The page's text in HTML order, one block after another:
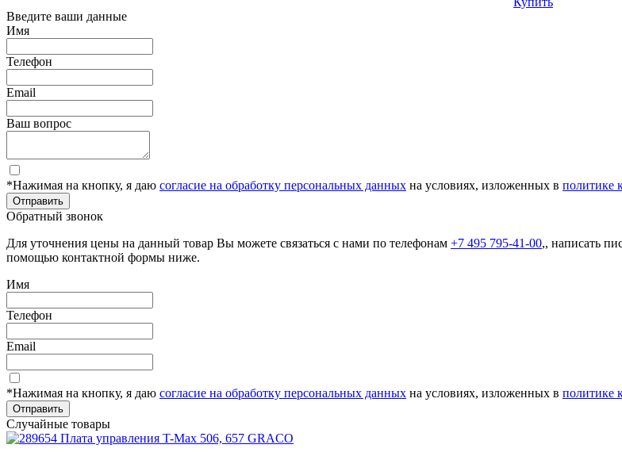
Введите ваши данные
Имя
Телефон
Email
Ваш вопрос
*Нажимая на кнопку, я даю согласие на обработку персональных данных на условиях, изложенных в политике
Отправить
Обратный звонок
Для уточнения цены на данный товар Вы можете связаться с нами по телефонам +7 495 795-41-00,, написать
помощью контактной формы ниже.
Имя
Телефон
Email
*Нажимая на кнопку, я даю согласие на обработку персональных данных на условиях, изложенных в политике
Отправить
Случайные товары